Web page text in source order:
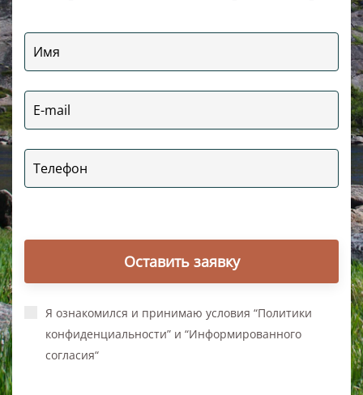
Оставить заявку
Я ознакомился и принимаю условия “Политики
конфиденциальности” и “Информированного
согласия“